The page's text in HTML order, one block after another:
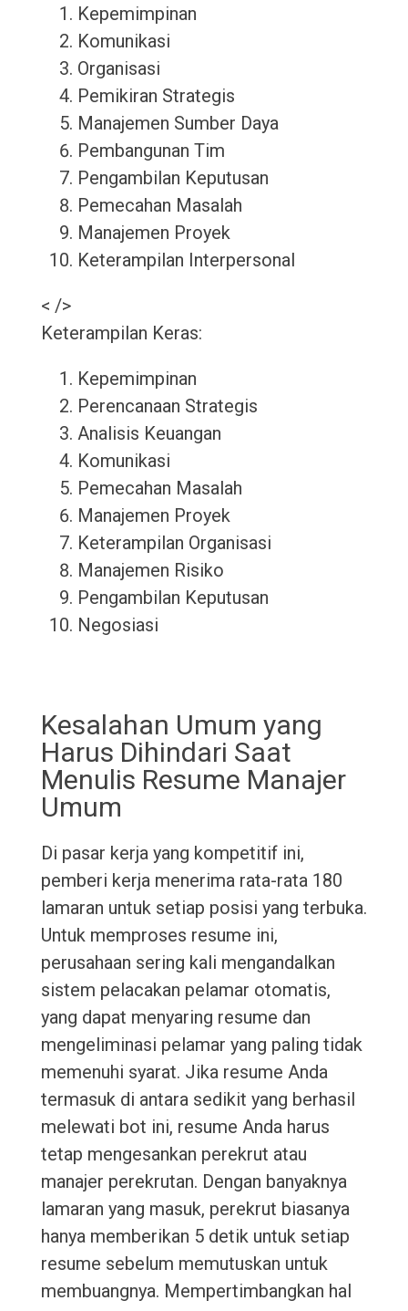
Kepemimpinan
Komunikasi
Organisasi
Pemikiran Strategis
Manajemen Sumber Daya
Pembangunan Tim
Pengambilan Keputusan
Pemecahan Masalah
Manajemen Proyek
Keterampilan Interpersonal
< />
Keterampilan Keras:
Kepemimpinan
Perencanaan Strategis
Analisis Keuangan
Komunikasi
Pemecahan Masalah
Manajemen Proyek
Keterampilan Organisasi
Manajemen Risiko
Pengambilan Keputusan
Negosiasi
Kesalahan Umum yang
Harus Dihindari Saat
Menulis Resume Manajer
Umum
Di pasar kerja yang kompetitif ini,
pemberi kerja menerima rata-rata 180
lamaran untuk setiap posisi yang terbuka.
Untuk memproses resume ini,
perusahaan sering kali mengandalkan
sistem pelacakan pelamar otomatis,
yang dapat menyaring resume dan
mengeliminasi pelamar yang paling tidak
memenuhi syarat. Jika resume Anda
termasuk di antara sedikit yang berhasil
melewati bot ini, resume Anda harus
tetap mengesankan perekrut atau
manajer perekrutan. Dengan banyaknya
lamaran yang masuk, perekrut biasanya
hanya memberikan 5 detik untuk setiap
resume sebelum memutuskan untuk
membuangnya. Mempertimbangkan hal